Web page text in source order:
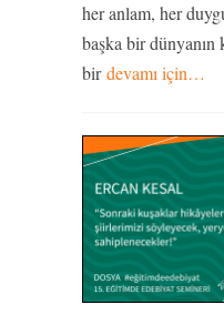
her anlam, her
başka bir dünyanın
bir devamı için…